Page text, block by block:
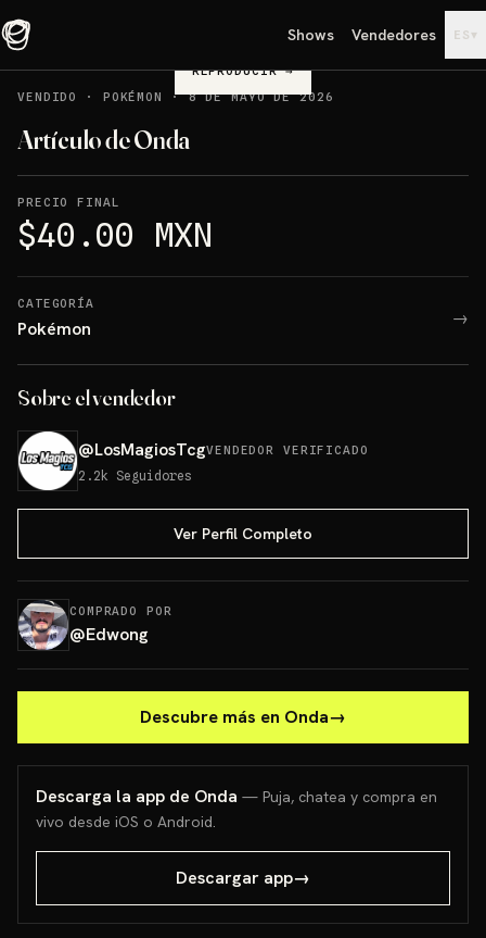
Shows Vendedores ES ▾
REPRODUCIR→
VENDIDO
· POKÉMON ·8 DE MAYO DE 2026
Artículo de Onda
PRECIO FINAL
$40.00 MXN
CATEGORÍA
Pokémon →
Sobre el vendedor
@LosMagiosTcgVENDEDOR VERIFICADO
2.2k Seguidores
Ver Perfil Completo
COMPRADO POR
@Edwong
Descubre más en Onda→
Descarga la app de Onda — Puja, chatea y compra en
vivo desde iOS o Android.
Descargar app→